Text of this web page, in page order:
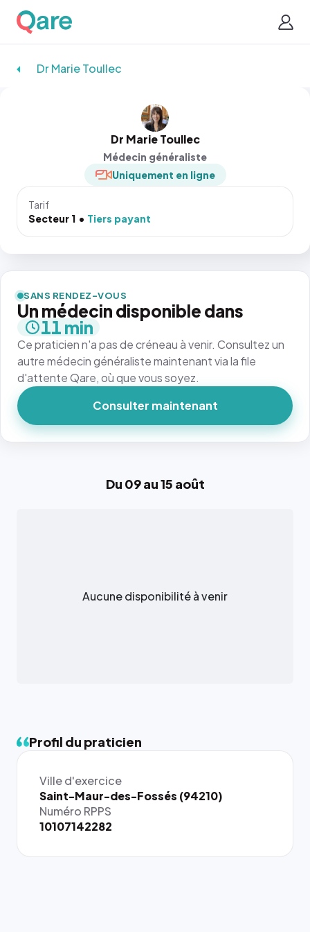
Dr Marie Toullec
Dr Marie Toullec
Médecin généraliste
Uniquement en ligne
Tarif
Secteur 1
Tiers payant
Du 09 au 15 août
Aucune disponibilité à venir
Profil du praticien
Ville d'exercice
Saint-Maur-des-Fossés (94210)
Numéro RPPS
10107142282
SANS RENDEZ-VOUS
Un médecin disponible dans
11 min
Ce praticien n'a pas de créneau à venir. Consultez un
autre médecin généraliste maintenant via la file
d'attente Qare, où que vous soyez.
Consulter maintenant
{# 40×40
: la taille
rendue par
`.profile-